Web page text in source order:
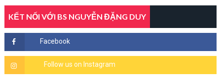
KẾT NỐI VỚI BS NGUYỄN ĐẶNG DUY